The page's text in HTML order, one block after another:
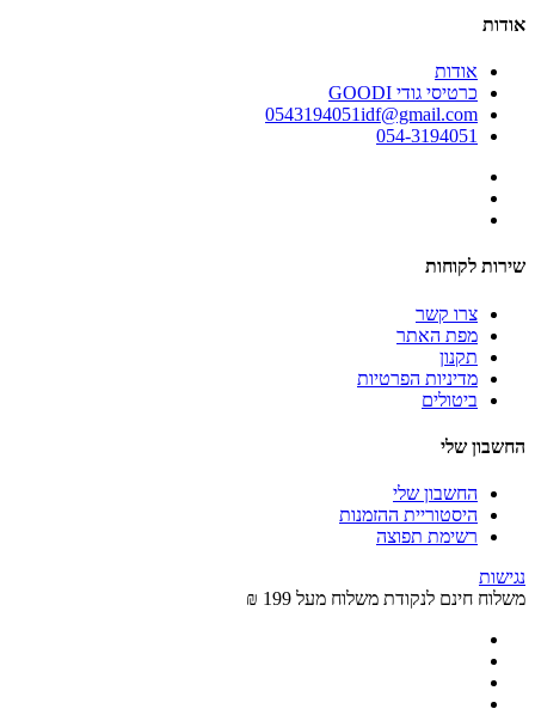
אודות
אודות
כרטיסי גודי GOODI
0543194051idf@gmail.com
054-3194051
שירות לקוחות
צרו קשר
מפת האתר
תקנון
מדיניות הפרטיות
ביטולים
החשבון שלי
החשבון שלי
היסטוריית ההזמנות
רשימת תפוצה
נגישות
משלוח חינם לנקודת משלוח מעל 199 ₪